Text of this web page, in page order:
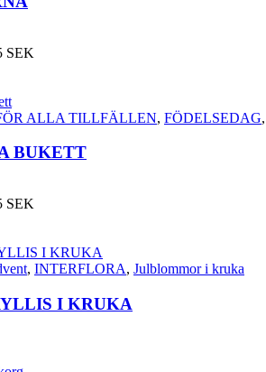
SEK
595
varianter.
ALLA TILLFÄLLEN, FÖDELSEDAG,
BUKETT
SEK
till
825
, INTERFLORA, Julblommor i kruka
I KRUKA